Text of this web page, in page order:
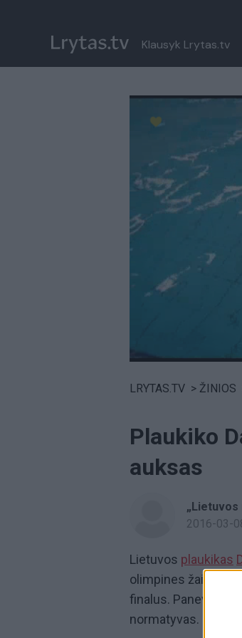
Klausyk Lrytas.tv
LRYTAS.TV > ŽINIOS
Plaukiko
auksas
2016-03-
Lietuvos plaukikas
olimpines
finalus.
normatyvas.